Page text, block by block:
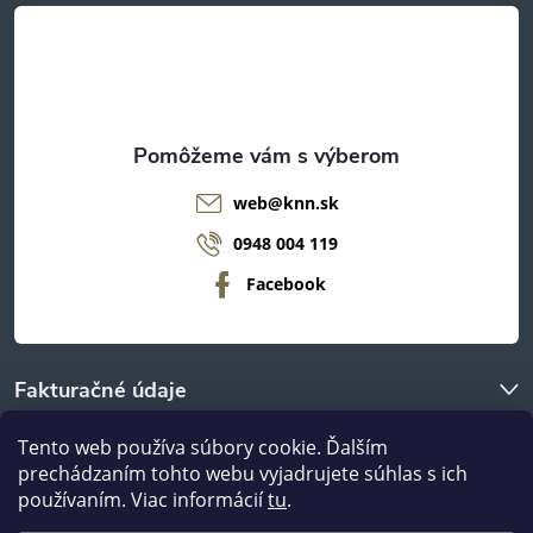
Tento web používa súbory cookie. Ďalším
prechádzaním tohto webu vyjadrujete súhlas s ich
používaním. Viac informáciítu.
t
Fakturačné údaje
O nákupe
web@knn.sk
0948 004 119
Facebook